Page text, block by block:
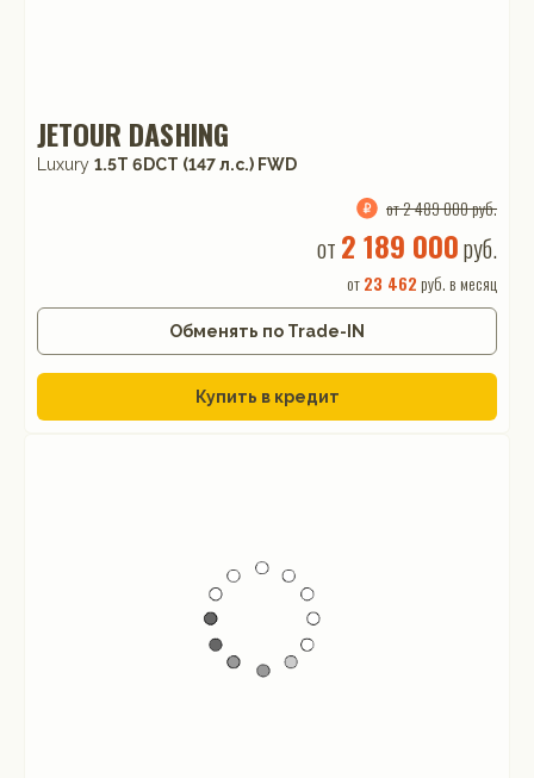
JETOUR DASHING
Luxury 1.5T 6DCT (147 л.с.) FWD
от 2 489 000 руб.
от 2 189 000руб.
от23 462 руб. в месяц
Обменять по Trade-IN
Купить в кредит